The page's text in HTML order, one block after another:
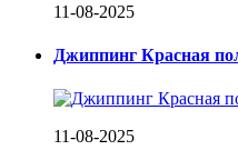
11-08-2025
Джиппинг Красная
11-08-2025